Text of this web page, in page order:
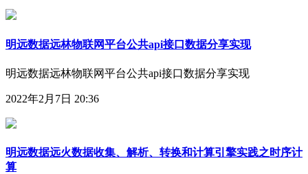
明远数据远林物联网平台公共api接口数据分享实现
明远数据远林物联网平台公共api接口数据分享实现
2022年2月7日 20:36
明远数据远火数据收集、解析、转换和计算引擎实践之时序计
算